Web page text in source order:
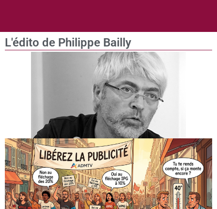
L'édito de Philippe Bailly